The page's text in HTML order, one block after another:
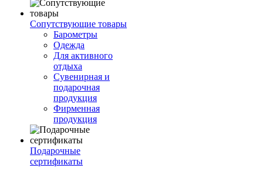
Сопутствующие товары
Барометры
Одежда
Для активного
отдыха
Сувенирная и
подарочная
продукция
Фирменная
продукция
Подарочные
сертификаты